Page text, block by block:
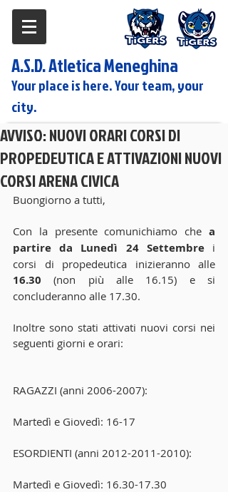
A.S.D. Atletica Meneghina
Your place is here. Your team, your
city.
AVVISO: NUOVI ORARI CORSI DI
PROPEDEUTICA E ATTIVAZIONI NUOVI
CORSI ARENA CIVICA
Buongiorno a tutti,
Con la presente comunichiamo che a
partire da Lunedì 24 Settembre i
16.30 (non più alle 16.15) e si
concluderanno alle 17.30.
Inoltre sono stati attivati nuovi corsi nei
seguenti giorni e orari:
RAGAZZI (anni 2006-2007):
Martedì e Giovedì: 16-17
ESORDIENTI (anni 2012-2011-2010):
Martedì e Giovedì: 16.30-17.30